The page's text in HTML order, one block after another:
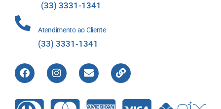
(33) 3331-1341
Atendimento ao Cliente
(33) 3331-1341